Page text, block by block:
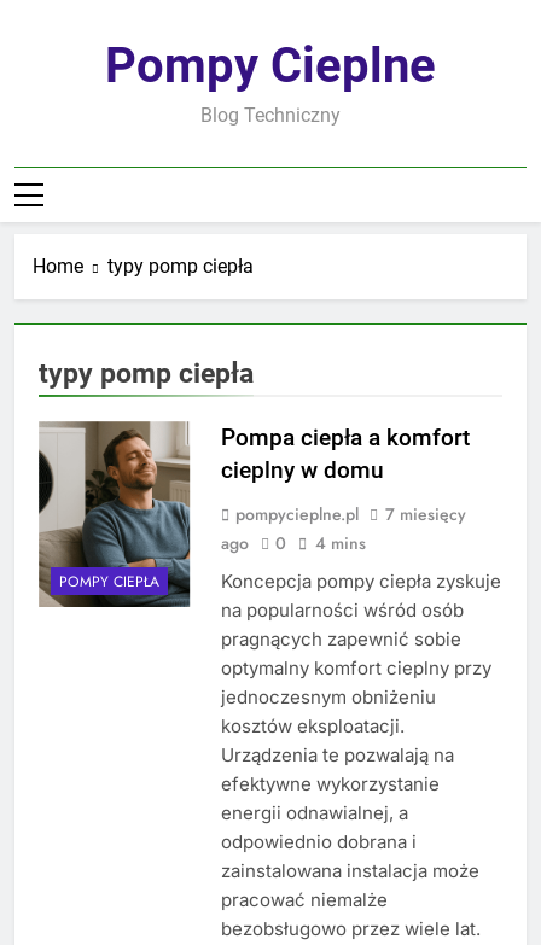
Pompy Cieplne
Blog Techniczny
Home typy pomp ciepła
typy pomp ciepła
POMPY CIEPŁA
Pompa ciepła a komfort
cieplny w domu
pompycieplne.pl
7 miesięcy
ago
0 4 mins
Koncepcja pompy ciepła zyskuje
na popularności wśród osób
pragnących zapewnić sobie
optymalny komfort cieplny przy
jednoczesnym obniżeniu
kosztów eksploatacji.
Urządzenia te pozwalają na
efektywne wykorzystanie
energii odnawialnej, a
odpowiednio dobrana i
zainstalowana instalacja może
pracować niemalże
bezobsługowo przez wiele lat.